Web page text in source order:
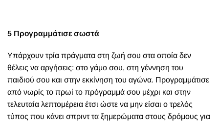
5 Προγραμμάτισε σωστά
Υπάρχουν τρία πράγματα στη ζωή σου στα οποία δεν
θέλεις να αργήσεις: στο γάμο σου, στη γέννηση του
παιδιού σου και στην εκκίνηση του αγώνα. Προγραμμάτισε
από νωρίς το πρωί το πρόγραμμά σου μέχρι και στην
τελευταία λεπτομέρεια έτσι ώστε να μην είσαι ο τρελός
τύπος που κάνει σπριντ τα ξημερώματα στους δρόμους για